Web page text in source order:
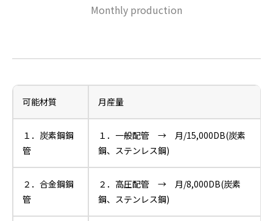
Monthly production
可能材質 月産量
１．炭素鋼鋼
管
１．一般配管 → 月/15,000DB(炭素
鋼、ステンレス鋼)
２．合金鋼鋼
管
２．高圧配管 → 月/8,000DB(炭素
鋼、ステンレス鋼)